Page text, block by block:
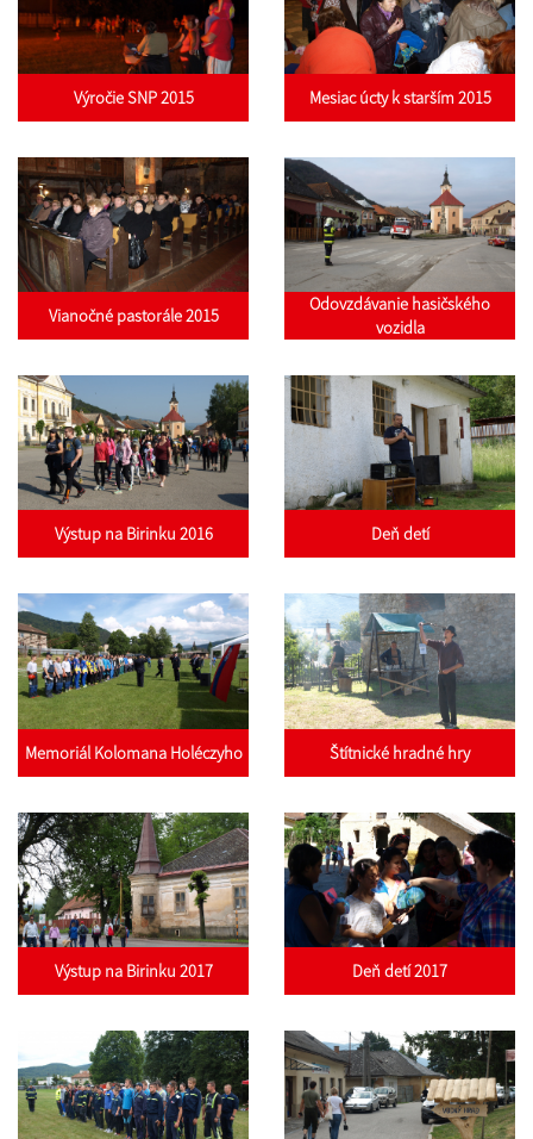
Výročie SNP 2015 Mesiac úcty k starším 2015
Vianočné pastorále 2015
Odovzdávanie hasičského
vozidla
Výstup na Birinku 2016 Deň detí
Memoriál Kolomana Holéczyho Štítnické hradné hry
Výstup na Birinku 2017 Deň detí 2017